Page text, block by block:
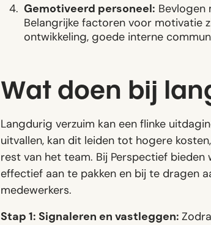
Gemotiveerd personeel: Bevlogen
Belangrijke factoren voor motivatie
ontwikkeling, goede interne
Wat doen bij
Langdurig verzuim kan een flinke
uitvallen, kan dit leiden tot hogere
rest van het team. Bij Perspectief
effectief aan te pakken en bij te dragen
medewerkers.
Stap 1: Signaleren en vastleggen: